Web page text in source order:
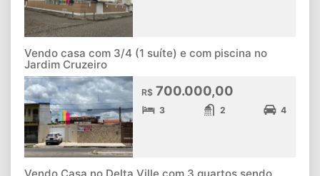
Vendo casa com 3/4 (1 suíte) e com piscina no
Jardim Cruzeiro
R$ 700.000,00
3 2 4